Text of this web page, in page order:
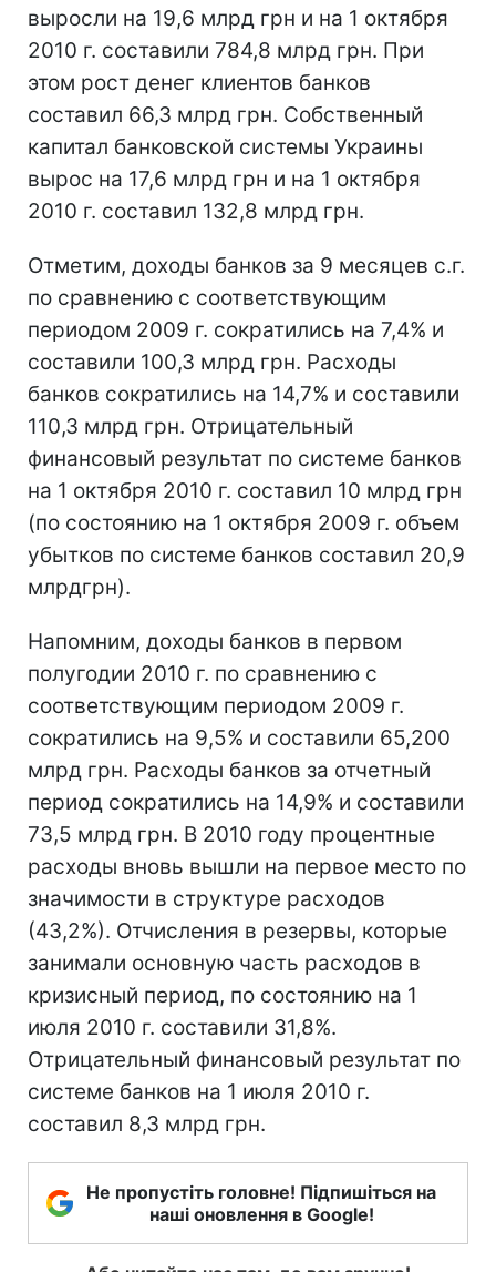
выросли на 19,6 млрд грн и на 1 октября
2010 г. составили 784,8 млрд грн. При
этом рост денег клиентов банков
составил 66,3 млрд грн. Собственный
капитал банковской системы Украины
вырос на 17,6 млрд грн и на 1 октября
2010 г. составил 132,8 млрд грн.
Отметим, доходы банков за 9 месяцев с.г.
по сравнению с соответствующим
периодом 2009 г. сократились на 7,4% и
составили 100,3 млрд грн. Расходы
банков сократились на 14,7% и составили
110,3 млрд грн. Отрицательный
финансовый результат по системе банков
на 1 октября 2010 г. составил 10 млрд грн
(по состоянию на 1 октября 2009 г. объем
убытков по системе банков составил 20,9
млрдгрн).
Напомним, доходы банков в первом
полугодии 2010 г. по сравнению с
соответствующим периодом 2009 г.
сократились на 9,5% и составили 65,200
млрд грн. Расходы банков за отчетный
период сократились на 14,9% и составили
73,5 млрд грн. В 2010 году процентные
расходы вновь вышли на первое место по
значимости в структуре расходов
(43,2%). Отчисления в резервы, которые
занимали основную часть расходов в
кризисный период, по состоянию на 1
июля 2010 г. составили 31,8%.
Отрицательный финансовый результат по
системе банков на 1 июля 2010 г.
составил 8,3 млрд грн.
Не пропустіть головне! Підпишіться на
наші оновлення в Google!